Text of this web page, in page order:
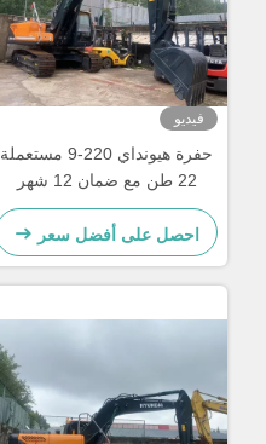
فيديو
حفرة هيونداي 220-9 مستعملة
22 طن مع ضمان 12 شهر
احصل على أفضل سعر